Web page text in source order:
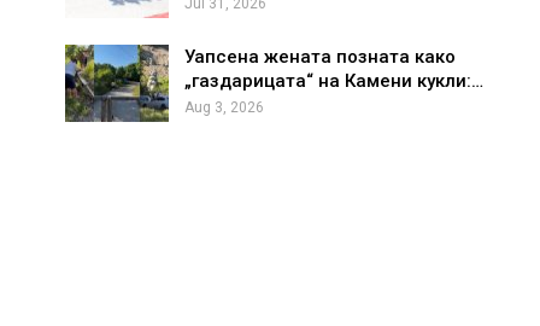
Jul 31, 2026
Уапсена жената позната како
„газдарицата“ на Камени кукли:…
Aug 3, 2026